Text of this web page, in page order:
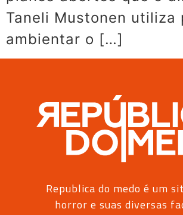
Taneli Mustonen utiliza
ambientar o […]
Republica do medo é um
horror e suas diversas